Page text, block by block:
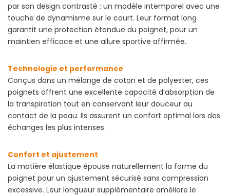
par son design contrasté : un modèle intemporel avec une
touche de dynamisme sur le court. Leur format long
garantit une protection étendue du poignet, pour un
maintien efficace et une allure sportive affirmée.
Technologie et performance
Conçus dans un mélange de coton et de polyester, ces
poignets offrent une excellente capacité d’absorption de
la transpiration tout en conservant leur douceur au
contact de la peau. Ils assurent un confort optimal lors des
échanges les plus intenses.
Confort et ajustement
La matière élastique épouse naturellement la forme du
poignet pour un ajustement sécurisé sans compression
excessive. Leur longueur supplémentaire améliore le